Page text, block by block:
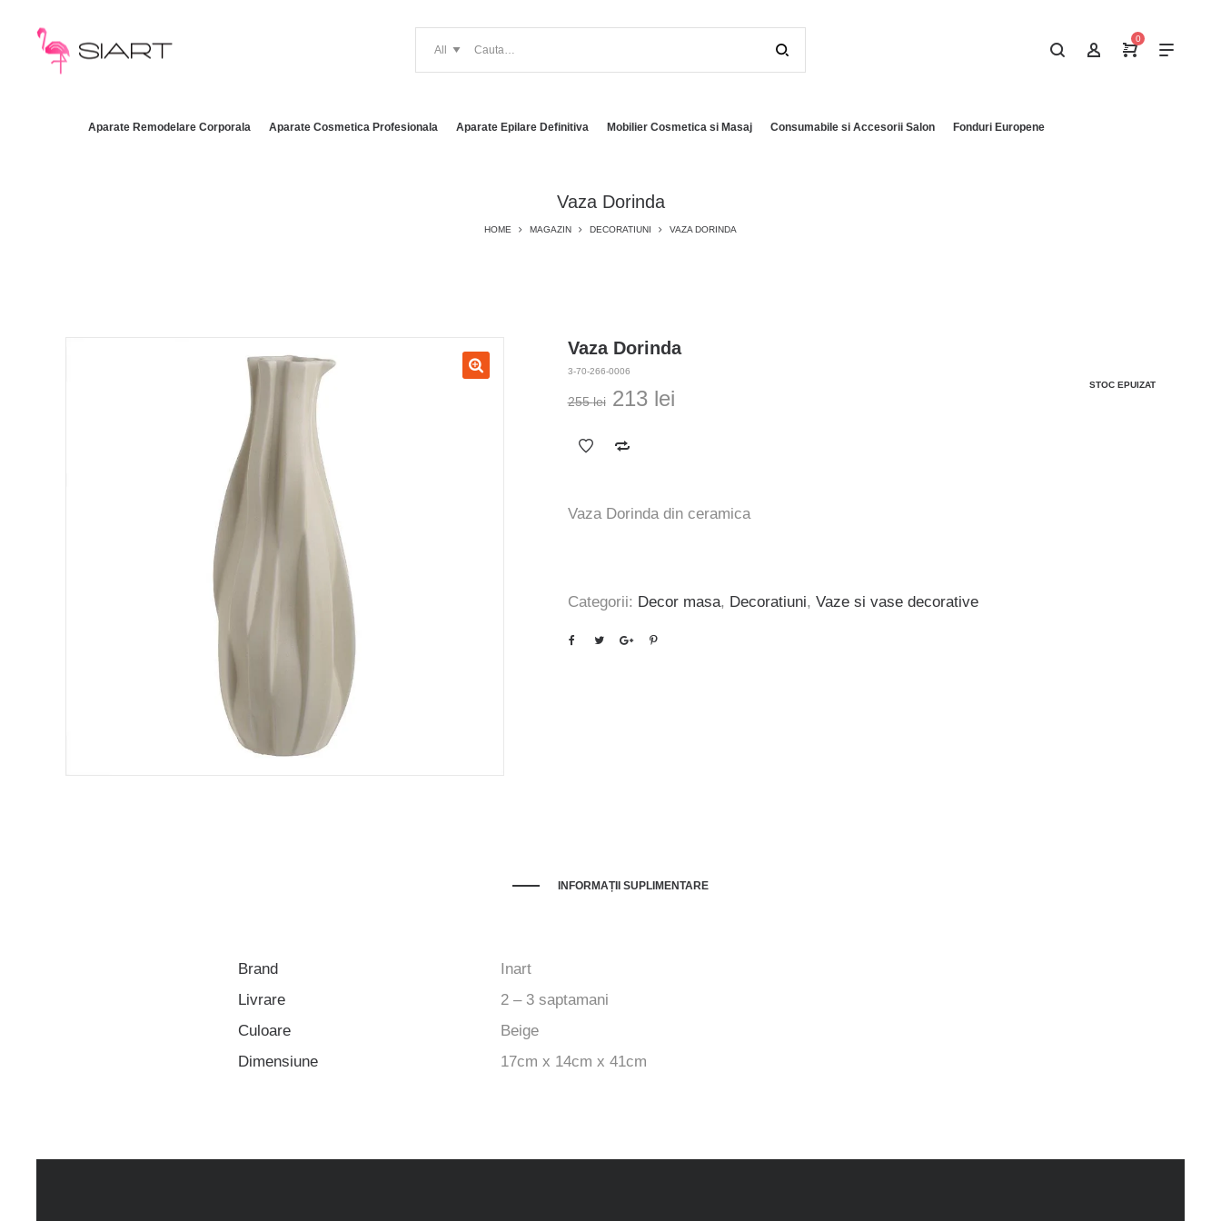
0
Aparate Remodelare Corporala Aparate Cosmetica Profesionala Aparate Epilare Definitiva Mobilier Cosmetica si Masaj Consumabile si Accesorii Salon Fonduri Europene
Vaza Dorinda
HOME MAGAZIN DECORATIUNI VAZA DORINDA
Vaza Dorinda
3-70-266-0006
STOC EPUIZAT
255lei Prețul
a
213 leiPrețul
Vaza Dorinda din ceramica
Categorii: Decor masa, Decoratiuni, Vaze si vase decorative
INFORMAȚII SUPLIMENTARE
Brand
Inart
Livrare
2 – 3 saptamani
Culoare
Beige
Dimensiune
17cm x 14cm x 41cm